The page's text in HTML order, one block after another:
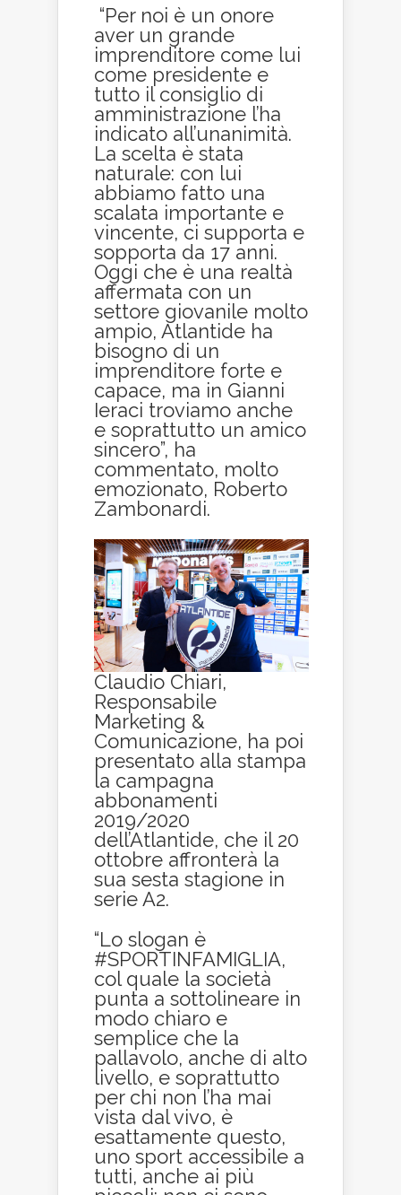
“Per noi è un onore
aver un grande
imprenditore come lui
come presidente e
tutto il consiglio di
amministrazione l’ha
indicato all’unanimità.
La scelta è stata
naturale: con lui
abbiamo fatto una
scalata importante e
vincente, ci supporta e
sopporta da 17 anni.
Oggi che è una realtà
affermata con un
settore giovanile molto
ampio, Atlantide ha
bisogno di un
imprenditore forte e
capace, ma in Gianni
Ieraci troviamo anche
e soprattutto un amico
sincero”, ha
commentato, molto
emozionato, Roberto
Zambonardi.
Claudio Chiari,
Responsabile
Marketing &
Comunicazione, ha poi
presentato alla stampa
la campagna
abbonamenti
2019/2020
dell’Atlantide, che il 20
ottobre affronterà la
sua sesta stagione in
serie A2.
“Lo slogan è
#SPORTINFAMIGLIA,
col quale la società
punta a sottolineare in
modo chiaro e
semplice che la
pallavolo, anche di alto
livello, e soprattutto
per chi non l’ha mai
vista dal vivo, è
esattamente questo,
uno sport accessibile a
tutti, anche ai più